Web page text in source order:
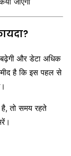
बढ़ेगी और डेटा अधिक
है कि इस पहल से
तो समय रहते